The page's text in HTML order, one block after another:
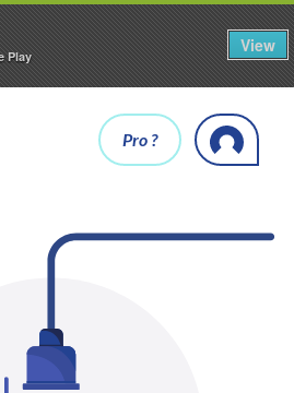
Play
View
Pro ?